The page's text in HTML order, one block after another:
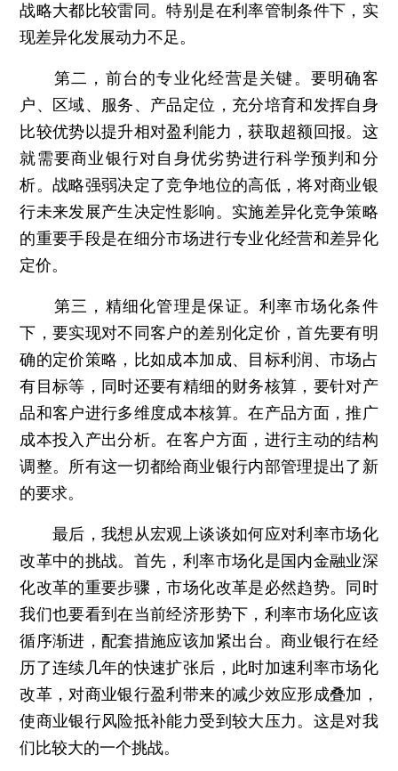
战略大都比较雷同。特别是在利率管制条件下，实
现差异化发展动力不足。
第二，前台的专业化经营是关键。要明确客
户、区域、服务、产品定位，充分培育和发挥自身
比较优势以提升相对盈利能力，获取超额回报。这
就需要商业银行对自身优劣势进行科学预判和分
析。战略强弱决定了竞争地位的高低，将对商业银
行未来发展产生决定性影响。实施差异化竞争策略
的重要手段是在细分市场进行专业化经营和差异化
定价。
第三，精细化管理是保证。利率市场化条件
下，要实现对不同客户的差别化定价，首先要有明
确的定价策略，比如成本加成、目标利润、市场占
有目标等，同时还要有精细的财务核算，要针对产
品和客户进行多维度成本核算。在产品方面，推广
成本投入产出分析。在客户方面，进行主动的结构
调整。所有这一切都给商业银行内部管理提出了新
的要求。
最后，我想从宏观上谈谈如何应对利率市场化
改革中的挑战。首先，利率市场化是国内金融业深
化改革的重要步骤，市场化改革是必然趋势。同时
我们也要看到在当前经济形势下，利率市场化应该
循序渐进，配套措施应该加紧出台。商业银行在经
历了连续几年的快速扩张后，此时加速利率市场化
改革，对商业银行盈利带来的减少效应形成叠加，
使商业银行风险抵补能力受到较大压力。这是对我
们比较大的一个挑战。